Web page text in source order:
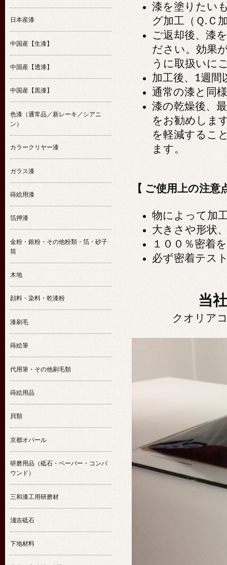
漆を塗りたい
グ加工（Ｑ.Ｃ
ご返却後、漆
ださい。効果
うに取扱いに
加工後、1週間
通常の漆と同
漆の乾燥後、
をお勧めしま
を軽減するこ
ます。
【 ご使用上の注意
物によって加
大きさや形状
１００％密着
必ず密着テス
当
クオリア
日本産漆
中国産【生漆】
中国産【透漆】
中国産【黒漆】
色漆（通常品／新レーキ／シアニ
ン）
カラークリヤー漆
ガラス漆
蒔絵用漆
箔押漆
金粉・銀粉・その他粉類・箔・砂子
筒
木地
顔料・染料・乾漆粉
漆刷毛
蒔絵筆
代用筆・その他刷毛類
蒔絵用品
貝類
京都オパール
研磨用品（砥石・ペーパー・コンパ
ウンド）
三和漆工用研磨材
淺吉砥石
下地材料